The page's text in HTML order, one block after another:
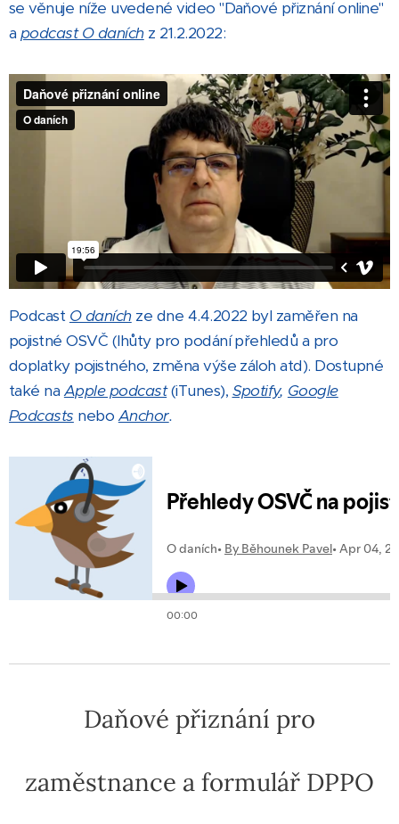
se věnuje níže uvedené video "Daňové přiznání online"
a podcast O daních z 21.2.2022:
Podcast O daníchze dne 4.4.2022 byl zaměřen na
pojistné OSVČ (lhůty pro podání přehledů a pro
doplatky pojistného, změna výše záloh atd). Dostupné
také naApple podcast(iTunes), Spotify, Google
Podcasts neboAnchor.
Daňové přiznání pro
zaměstnance a formulář DPPO